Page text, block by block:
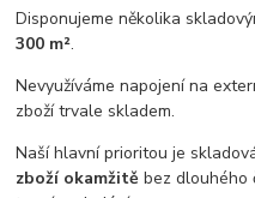
Disponujeme několika
300 m².
Nevyužíváme napojení na
zboží trvale skladem.
Naší hlavní prioritou je
zboží okamžitě bez dlouhého